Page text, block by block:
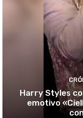
Harry Styles
emotivo